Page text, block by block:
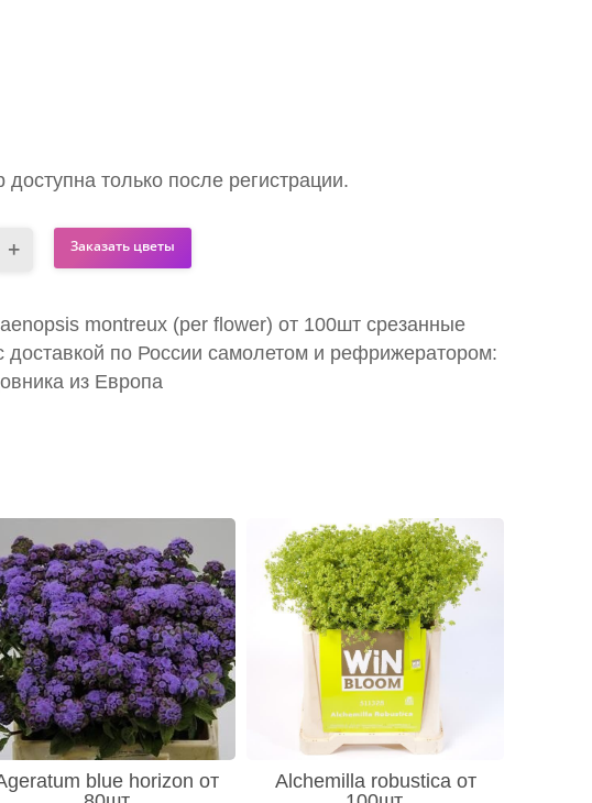
доступна только после регистрации.
Заказать цветы
montreux (per flower) от 100шт срезанные
доставкой по России самолетом и рефрижератором:
из Европа
blue horizon от
Alchemilla robustica от